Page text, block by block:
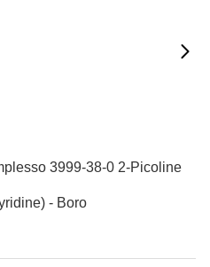
3999-38-0 2-Picoline
- Boro